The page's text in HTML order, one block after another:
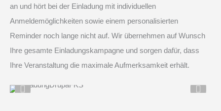
an und hört bei der Einladung mit individuellen
Anmeldemöglichkeiten sowie einem personalisierten
Reminder noch lange nicht auf. Wir übernehmen auf Wunsch
Ihre gesamte Einladungskampagne und sorgen dafür, dass
Ihre Veranstaltung die maximale Aufmerksamkeit erhält.